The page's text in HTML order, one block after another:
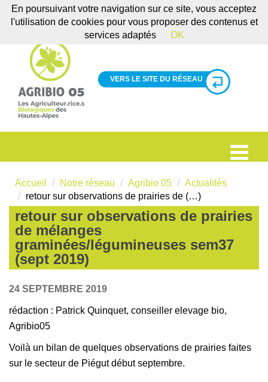
VERS LE SITE DU RÉSEAU
Accueil Notre réseau Agribio 05
Actualités
retour sur observations de prairies de (…)
retour sur observations de prairies
de mélanges
graminées/légumineuses sem37
(sept 2019)
24 SEPTEMBRE 2019
rédaction : Patrick Quinquet, conseiller elevage bio,
Agribio05
Voilà un bilan de quelques observations de prairies faites
sur le secteur de Piégut début septembre.
En poursuivant votre navigation sur ce site, vous acceptez
l'utilisation de cookies pour vous proposer des contenus et
services adaptés
OK